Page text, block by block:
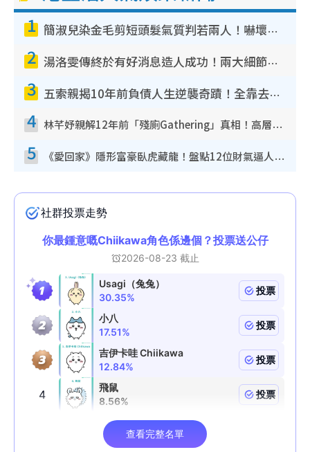
1 簡淑兒染金毛剪短頭髮氣質判若兩人！嚇壞老公麥大力都認唔出：「你做咩事？」
2 湯洛雯傳終於有好消息造人成功！兩大細節曝孕味極濃惹猜測：大肚婆先會咁！
3 五索親揭10年前負債人生逆襲奇蹟！全靠去一地方轉運後即遇上馬先生
4 林芊妤親解12年前「殘廁Gathering」真相！高層解約一句話重創尊嚴至今拒返TVB
5 《愛回家》隱形富豪臥虎藏龍！盤點12位財氣逼人的有錢藝人：呢位靚女3億身家唔憂做